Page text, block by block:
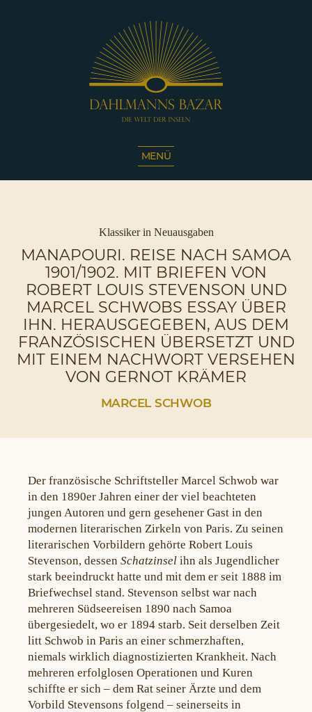
Die
Inseln
|
Café
Sassnitz
MENÜ
Kategorien
Klassiker in Neuausgaben
MANAPOURI. REISE NACH SAMOA
1901/1902. MIT BRIEFEN VON
ROBERT LOUIS STEVENSON UND
MARCEL SCHWOBS ESSAY ÜBER
IHN. HERAUSGEGEBEN, AUS DEM
FRANZÖSISCHEN ÜBERSETZT UND
MIT EINEM NACHWORT VERSEHEN
VON GERNOT KRÄMER
MARCEL SCHWOB
Der französische Schriftsteller Marcel Schwob war
in den 1890er Jahren einer der viel beachteten
jungen Autoren und gern gesehener Gast in den
modernen literarischen Zirkeln von Paris. Zu seinen
literarischen Vorbildern gehörte Robert Louis
Stevenson, dessen Schatzinsel ihn als Jugendlicher
stark beeindruckt hatte und mit dem er seit 1888 im
Briefwechsel stand. Stevenson selbst war nach
mehreren Südseereisen 1890 nach Samoa
übergesiedelt, wo er 1894 starb. Seit derselben Zeit
litt Schwob in Paris an einer schmerzhaften,
niemals wirklich diagnostizierten Krankheit. Nach
mehreren erfolglosen Operationen und Kuren
schiffte er sich – dem Rat seiner Ärzte und dem
Vorbild Stevensons folgend – seinerseits in